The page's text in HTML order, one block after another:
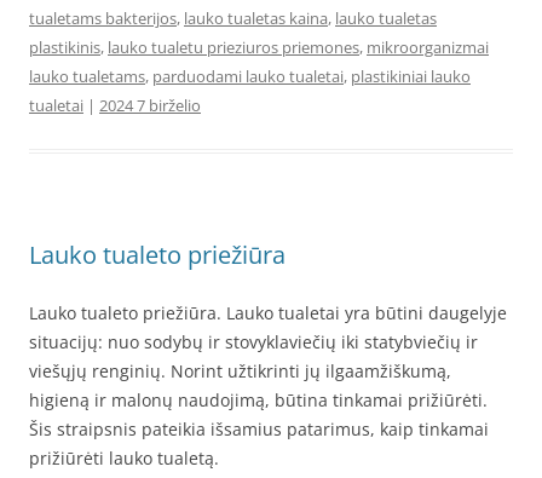
tualetams bakterijos, lauko tualetas kaina, lauko tualetas
plastikinis, lauko tualetu prieziuros priemones, mikroorganizmai
lauko tualetams, parduodami lauko tualetai, plastikiniai lauko
tualetai | 2024 7 birželio
Lauko tualeto priežiūra
Lauko tualeto priežiūra. Lauko tualetai yra būtini daugelyje
situacijų: nuo sodybų ir stovyklaviečių iki statybviečių ir
viešųjų renginių. Norint užtikrinti jų ilgaamžiškumą,
higieną ir malonų naudojimą, būtina tinkamai prižiūrėti.
Šis straipsnis pateikia išsamius patarimus, kaip tinkamai
prižiūrėti lauko tualetą.